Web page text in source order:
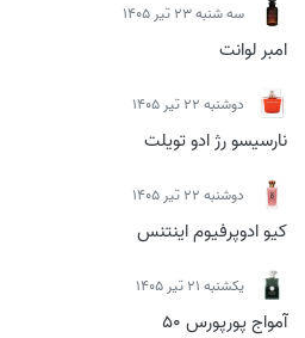
سه شنبه 23 تیر 1405
امبر لوانت
دوشنبه 22 تیر 1405
نارسیسو رژ ادو تویلت
دوشنبه 22 تیر 1405
کیو ادوپرفیوم اینتنس
يكشنبه 21 تیر 1405
آمواج پورپورس 50